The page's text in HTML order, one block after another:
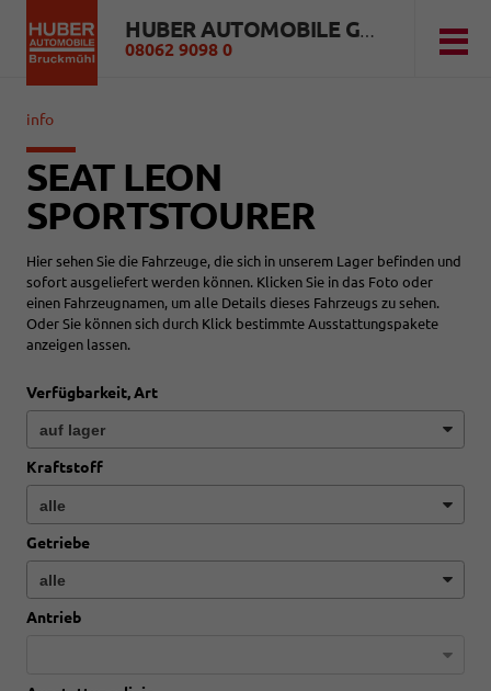
HUBER AUTOMOBILE GMBH
08062 9098 0
info
SEAT LEON
SPORTSTOURER
Hier sehen Sie die Fahrzeuge, die sich in unserem Lager befinden und
sofort ausgeliefert werden können. Klicken Sie in das Foto oder
einen Fahrzeugnamen, um alle Details dieses Fahrzeugs zu sehen.
Oder Sie können sich durch Klick bestimmte Ausstattungspakete
anzeigen lassen.
Verfügbarkeit, Art
Kraftstoff
Getriebe
Antrieb